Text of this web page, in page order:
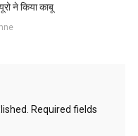
ने किया काबू
Required fields